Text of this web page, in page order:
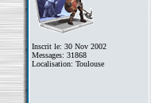
Inscrit le: 30 Nov 2002
Messages: 31868
Localisation: Toulouse